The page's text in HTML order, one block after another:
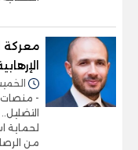
معركة
الخميس 09/يوليو/
- منصات
لحماية
من